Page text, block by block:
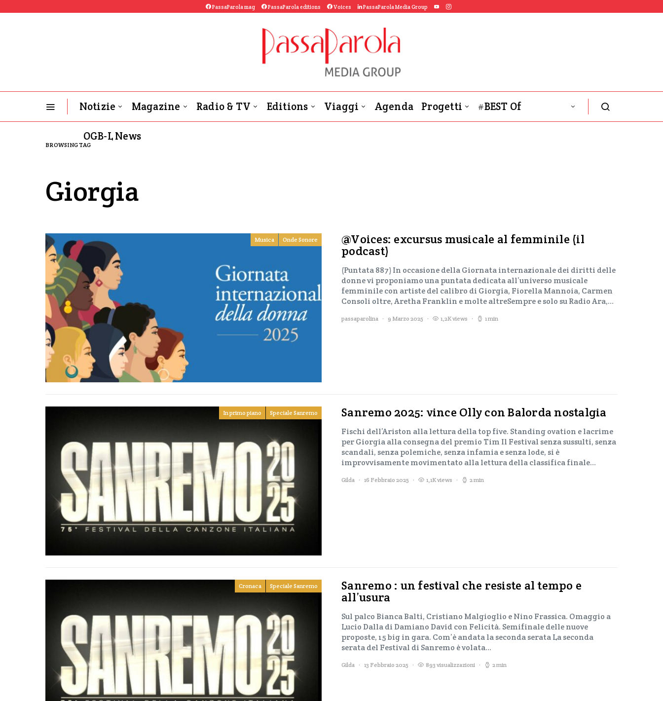
PassaParola mag PassaParola editions Voices PassaParola Media Group
Notizie Magazine Radio & TV Editions Viaggi Agenda Progetti #BEST Of
OGB-L News
BROWSING TAG
Giorgia
Musica Onde Sonore @Voices: excursus musicale al femminile (il
podcast)
(Puntata 887) In occasione della Giornata internazionale dei diritti delle
donne vi proponiamo una puntata dedicata all’universo musicale
femminile con artiste del calibro di Giorgia, Fiorella Mannoia, Carmen
Consoli oltre, Aretha Franklin e molte altreSempre e solo su Radio Ara,…
passaparolina 9 Marzo 2025 1,2K views 1 min
In primo piano Speciale Sanremo Sanremo 2025: vince Olly con Balorda nostalgia
Fischi dell’Ariston alla lettura della top five. Standing ovation e lacrime
per Giorgia alla consegna del premio Tim Il Festival senza sussulti, senza
scandali, senza polemiche, senza infamia e senza lode, si è
improvvisamente movimentato alla lettura della classifica finale…
Gilda 16 Febbraio 2025 1,1K views 2 min
Cronaca Speciale Sanremo Sanremo : un festival che resiste al tempo e
all’usura
Sul palco Bianca Balti, Cristiano Malgioglio e Nino Frassica. Omaggio a
Lucio Dalla di Damiano David con Felicità. Semifinale delle nuove
proposte, 15 big in gara. Com’è andata la seconda serata La seconda
serata del Festival di Sanremo è volata…
Gilda 13 Febbraio 2025 893 visualizzazioni 2 min